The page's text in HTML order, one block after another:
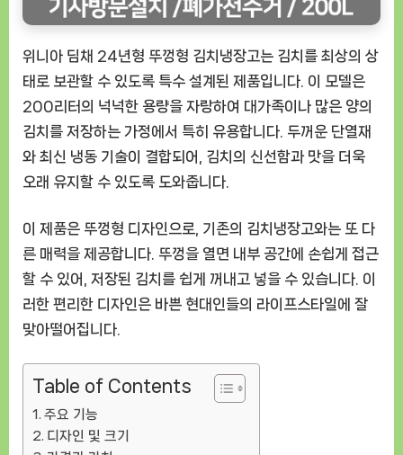
5678)
ㅣ
추
천
상
위니아 딤채 24년형 뚜껑형 김치냉장고는 김치를 최상의 상
태로 보관할 수 있도록 특수 설계된 제품입니다. 이 모델은
200리터의 넉넉한 용량을 자랑하여 대가족이나 많은 양의
김치를 저장하는 가정에서 특히 유용합니다. 두꺼운 단열재
와 최신 냉동 기술이 결합되어, 김치의 신선함과 맛을 더욱
오래 유지할 수 있도록 도와줍니다.
이 제품은 뚜껑형 디자인으로, 기존의 김치냉장고와는 또 다
른 매력을 제공합니다. 뚜껑을 열면 내부 공간에 손쉽게 접근
할 수 있어, 저장된 김치를 쉽게 꺼내고 넣을 수 있습니다. 이
러한 편리한 디자인은 바쁜 현대인들의 라이프스타일에 잘
맞아떨어집니다.
Table of Contents
주요 기능
디자인 및 크기